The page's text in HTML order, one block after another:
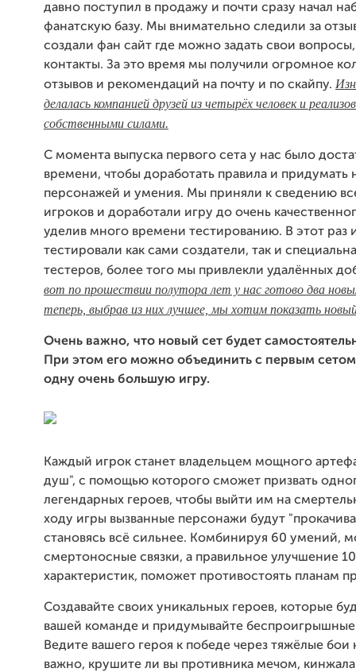
давно поступил в продажу и почти сразу начал
фанатскую базу. Мы внимательно следили за
создали фан сайт где можно задать свои
контакты. За это время мы получили огромное
отзывов и рекомендаций на почту и по скайпу.
делалась компанией друзей из четырёх человек и
собственными силами.
С момента выпуска первого сета у нас было
времени, чтобы доработать правила и придумать
персонажей и умения. Мы приняли к сведению
игроков и доработали игру до очень
уделив много времени тестированию. В этот раз
тестировали как сами создатели, так и
тестеров, более того мы привлекли удалённых
вот по прошествии полутора лет у нас готово два
теперь, выбрав из них лучшее, мы хотим показать
Очень важно, что новый сет будет
При этом его можно объединить с первым
одну очень большую игру.
Каждый игрок станет владельцем мощного
душ", с помощью которого сможет призвать
легендарных героев, чтобы выйти им на
ходу игры вызванные персонажи будут
становясь всё сильнее. Комбинируя 60 умений,
смертоносные связки, а правильное улучшение
характеристик, поможет противостоять планам
Создавайте своих уникальных героев, которые
вашей команде и придумывайте беспроигрышные
Ведите вашего героя к победе через тяжёлые бои
важно, крушите ли вы противника мечом,